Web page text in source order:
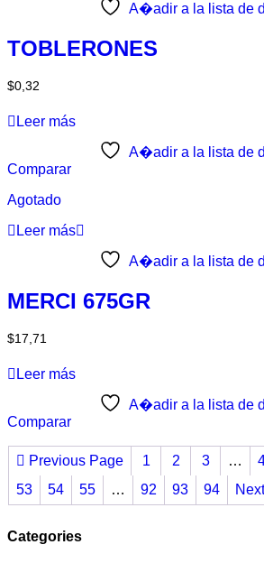
A�adir a la lista de
TOBLERONES
$0,32
Leer más
A�adir a la lista de
Comparar
Agotado
Leer más
A�adir a la lista de
MERCI 675GR
$17,71
Leer más
A�adir a la lista de
Comparar
Previous Page 1 2 3 …
53
54 55 … 92 93 94
Categories